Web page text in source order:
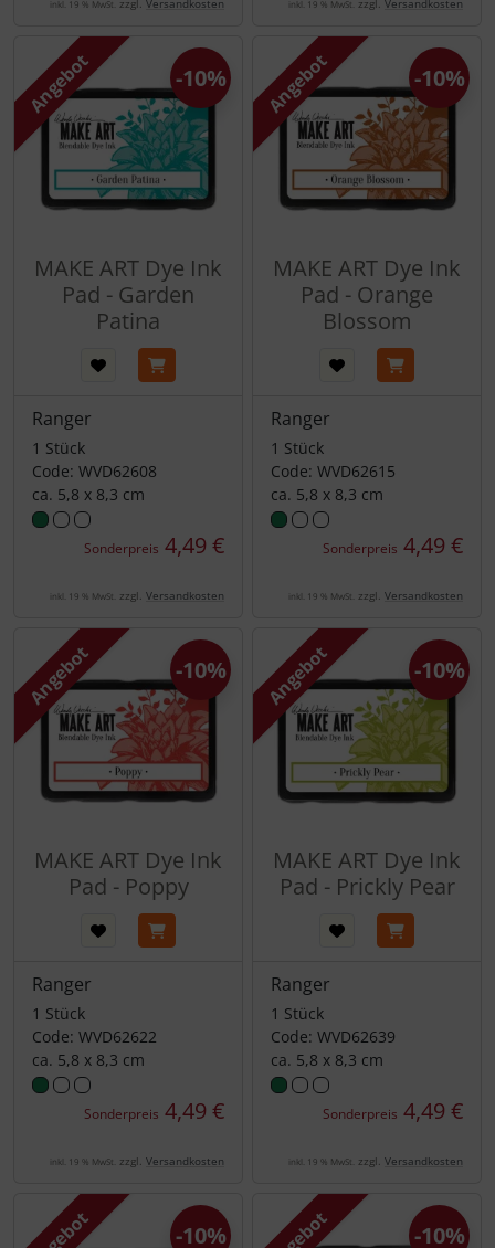
inkl. 19 % MwSt. zzgl. Versandkosten inkl. 19 % MwSt. zzgl. Versandkosten
Angebot
MAKE ART Dye Ink
Pad - Garden
Patina
Ranger
1 Stück
Code: WVD62608
ca. 5,8 x 8,3 cm
Sonderpreis 4,49 €
-10%
inkl. 19 % MwSt. zzgl. Versandkosten
Angebot
MAKE ART Dye Ink
Pad - Orange
Blossom
Ranger
1 Stück
Code: WVD62615
ca. 5,8 x 8,3 cm
Sonderpreis 4,49 €
-10%
inkl. 19 % MwSt. zzgl. Versandkosten
Angebot
MAKE ART Dye Ink
Pad - Poppy
Ranger
1 Stück
Code: WVD62622
ca. 5,8 x 8,3 cm
Sonderpreis 4,49 €
-10%
inkl. 19 % MwSt. zzgl. Versandkosten
Angebot
MAKE ART Dye Ink
Pad - Prickly Pear
Ranger
1 Stück
Code: WVD62639
ca. 5,8 x 8,3 cm
Sonderpreis 4,49 €
-10%
inkl. 19 % MwSt. zzgl. Versandkosten
-10% -10%